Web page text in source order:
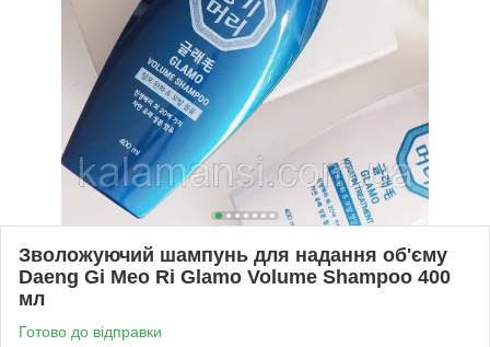
Зволожуючий шампунь для надання об'єму
Daeng Gi Meo Ri Glamo Volume Shampoo 400
мл
Готово до відправки